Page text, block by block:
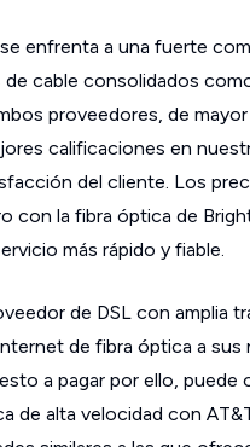
enfrenta a una fuerte
cable consolidados
proveedores, de
calificaciones en
del cliente. Los
con la fibra óptica de
más rápido y fiable.
de DSL con amplia
de fibra óptica a sus
a pagar por ello,
de alta velocidad con